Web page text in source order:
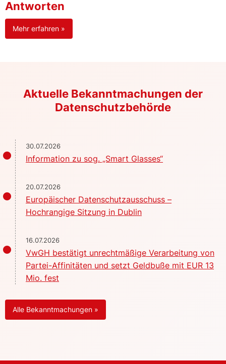
Antworten
Mehr erfahren »
Aktuelle Bekanntmachungen der
Datenschutzbehörde
30.07.2026
Information zu sog. „Smart Glasses“
20.07.2026
Europäischer Datenschutzausschuss –
Hochrangige Sitzung in Dublin
16.07.2026
VwGH bestätigt unrechtmäßige Verarbeitung von
Partei-Affinitäten und setzt Geldbuße mit EUR 13
Mio. fest
Alle Bekanntmachungen »